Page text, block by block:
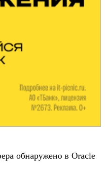
обнаружено в Oracle